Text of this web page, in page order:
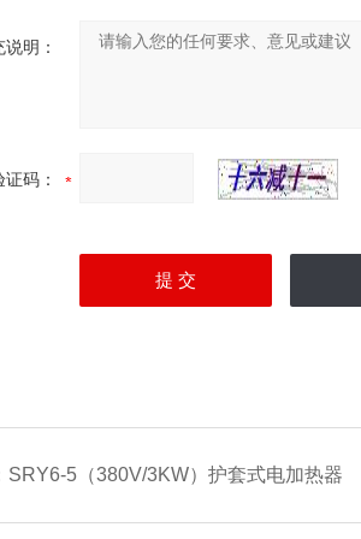
明：
证码：
SRY6-5（380V/3KW）护套式电加热器